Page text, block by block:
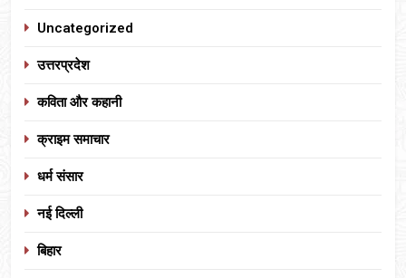
Uncategorized
उत्तरप्रदेश
कविता और कहानी
क्राइम समाचार
धर्म संसार
नई दिल्ली
बिहार